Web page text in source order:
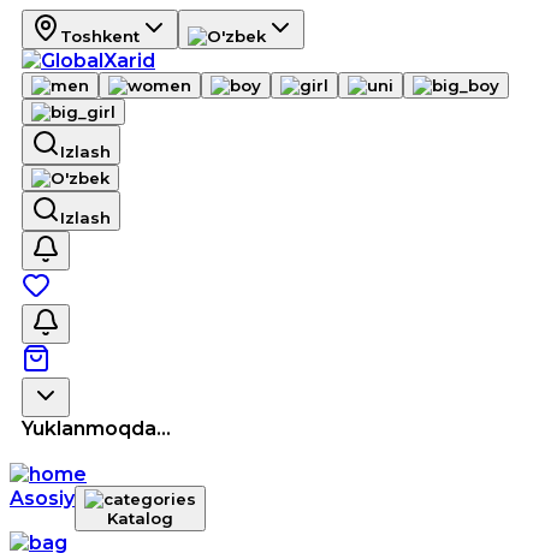
Toshkent
Izlash
Izlash
Yuklanmoqda...
Asosiy
Katalog